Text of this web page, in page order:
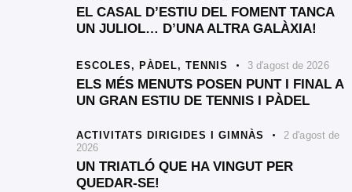
EL CASAL D’ESTIU DEL FOMENT TANCA
UN JULIOL… D’UNA ALTRA GALÀXIA!
ESCOLES, PÀDEL, TENNIS 3 d'agost de 2026
ELS MÉS MENUTS POSEN PUNT I FINAL A
UN GRAN ESTIU DE TENNIS I PÀDEL
ACTIVITATS DIRIGIDES I GIMNÀS
2 d'agost de
2026
UN TRIATLÓ QUE HA VINGUT PER
QUEDAR-SE!